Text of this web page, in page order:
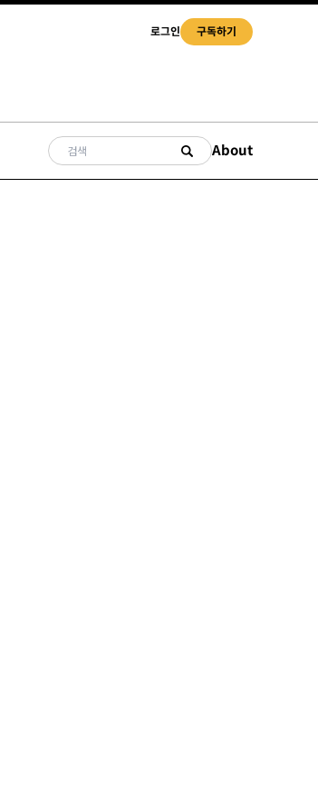
로그인 구독하기
About